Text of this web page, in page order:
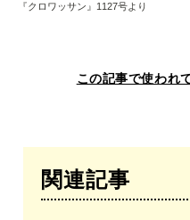
『クロワッサン』1127号より
この記事で使われ
関連記事